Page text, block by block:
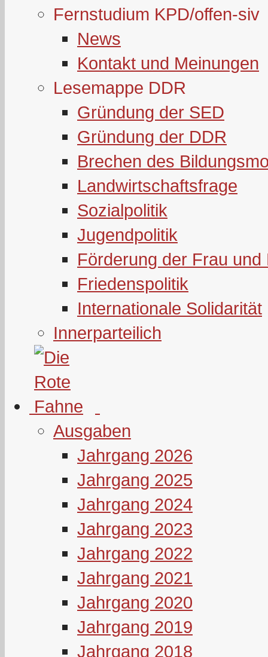
Fernstudium KPD/offen-siv
News
Kontakt und Meinungen
Lesemappe DDR
Gründung der SED
Gründung der DDR
Brechen des
Landwirtschaftsfrage
Sozialpolitik
Jugendpolitik
Förderung der Frau und
Friedenspolitik
Internationale Solidarität
Innerparteilich
Ausgaben
Jahrgang 2026
Jahrgang 2025
Jahrgang 2024
Jahrgang 2023
Jahrgang 2022
Jahrgang 2021
Jahrgang 2020
Jahrgang 2019
Jahrgang 2018